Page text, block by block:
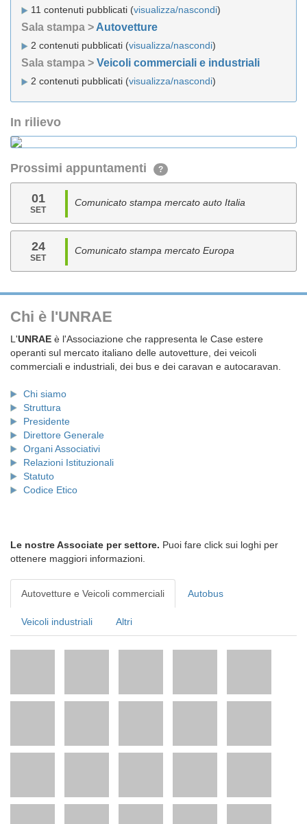
11 contenuti pubblicati (visualizza/nascondi)
Sala stampa > Autovetture
2 contenuti pubblicati (visualizza/nascondi)
Sala stampa > Veicoli commerciali e industriali
2 contenuti pubblicati (visualizza/nascondi)
In rilievo
Prossimi appuntamenti ?
01
SET
Comunicato stampa mercato auto Italia
24
SET
Comunicato stampa mercato Europa
Chi è l'UNRAE
L'UNRAE è l'Associazione che rappresenta le Case estere
operanti sul mercato italiano delle autovetture, dei veicoli
commerciali e industriali, dei bus e dei caravan e autocaravan.
Chi siamo
Struttura
Presidente
Direttore Generale
Organi Associativi
Relazioni Istituzionali
Statuto
Codice Etico
Le nostre Associate per settore. Puoi fare click sui loghi per
ottenere maggiori informazioni.
Autovetture e Veicoli commerciali Autobus
Veicoli industriali Altri